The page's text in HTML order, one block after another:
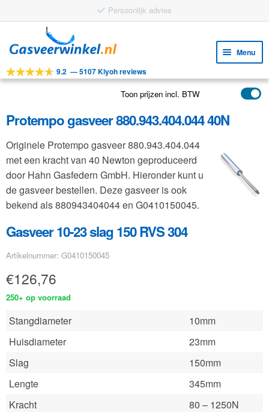
Persoonlijk advies
door
navigatie
naar
inhoud
Menu
Tools
Toepassingen
Klantenservice
FAQ
9.2 —5107 Kiyoh reviews
Toon prijzen incl. BTW
Protempo gasveer 880.943.404.044 40N
Originele Protempo gasveer 880.943.404.044
met een kracht van 40 Newton geproduceerd
door Hahn Gasfedern GmbH. Hieronder kunt u
de gasveer bestellen. Deze gasveer is ook
bekend als 880943404044 en G0410150045.
Gasveer 10-23 slag 150 RVS 304
Artikelnummer: G0410150045
€126,76
250+ op voorraad
Stangdiameter
10mm
Huisdiameter
23mm
Slag
150mm
Lengte
345mm
Kracht
80 – 1250N